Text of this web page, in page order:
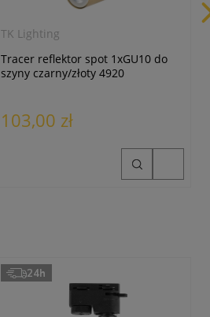
TK Lighting
Tracer reflektor spot 1xGU10 do
szyny czarny/złoty 4920
103,00 zł
24h